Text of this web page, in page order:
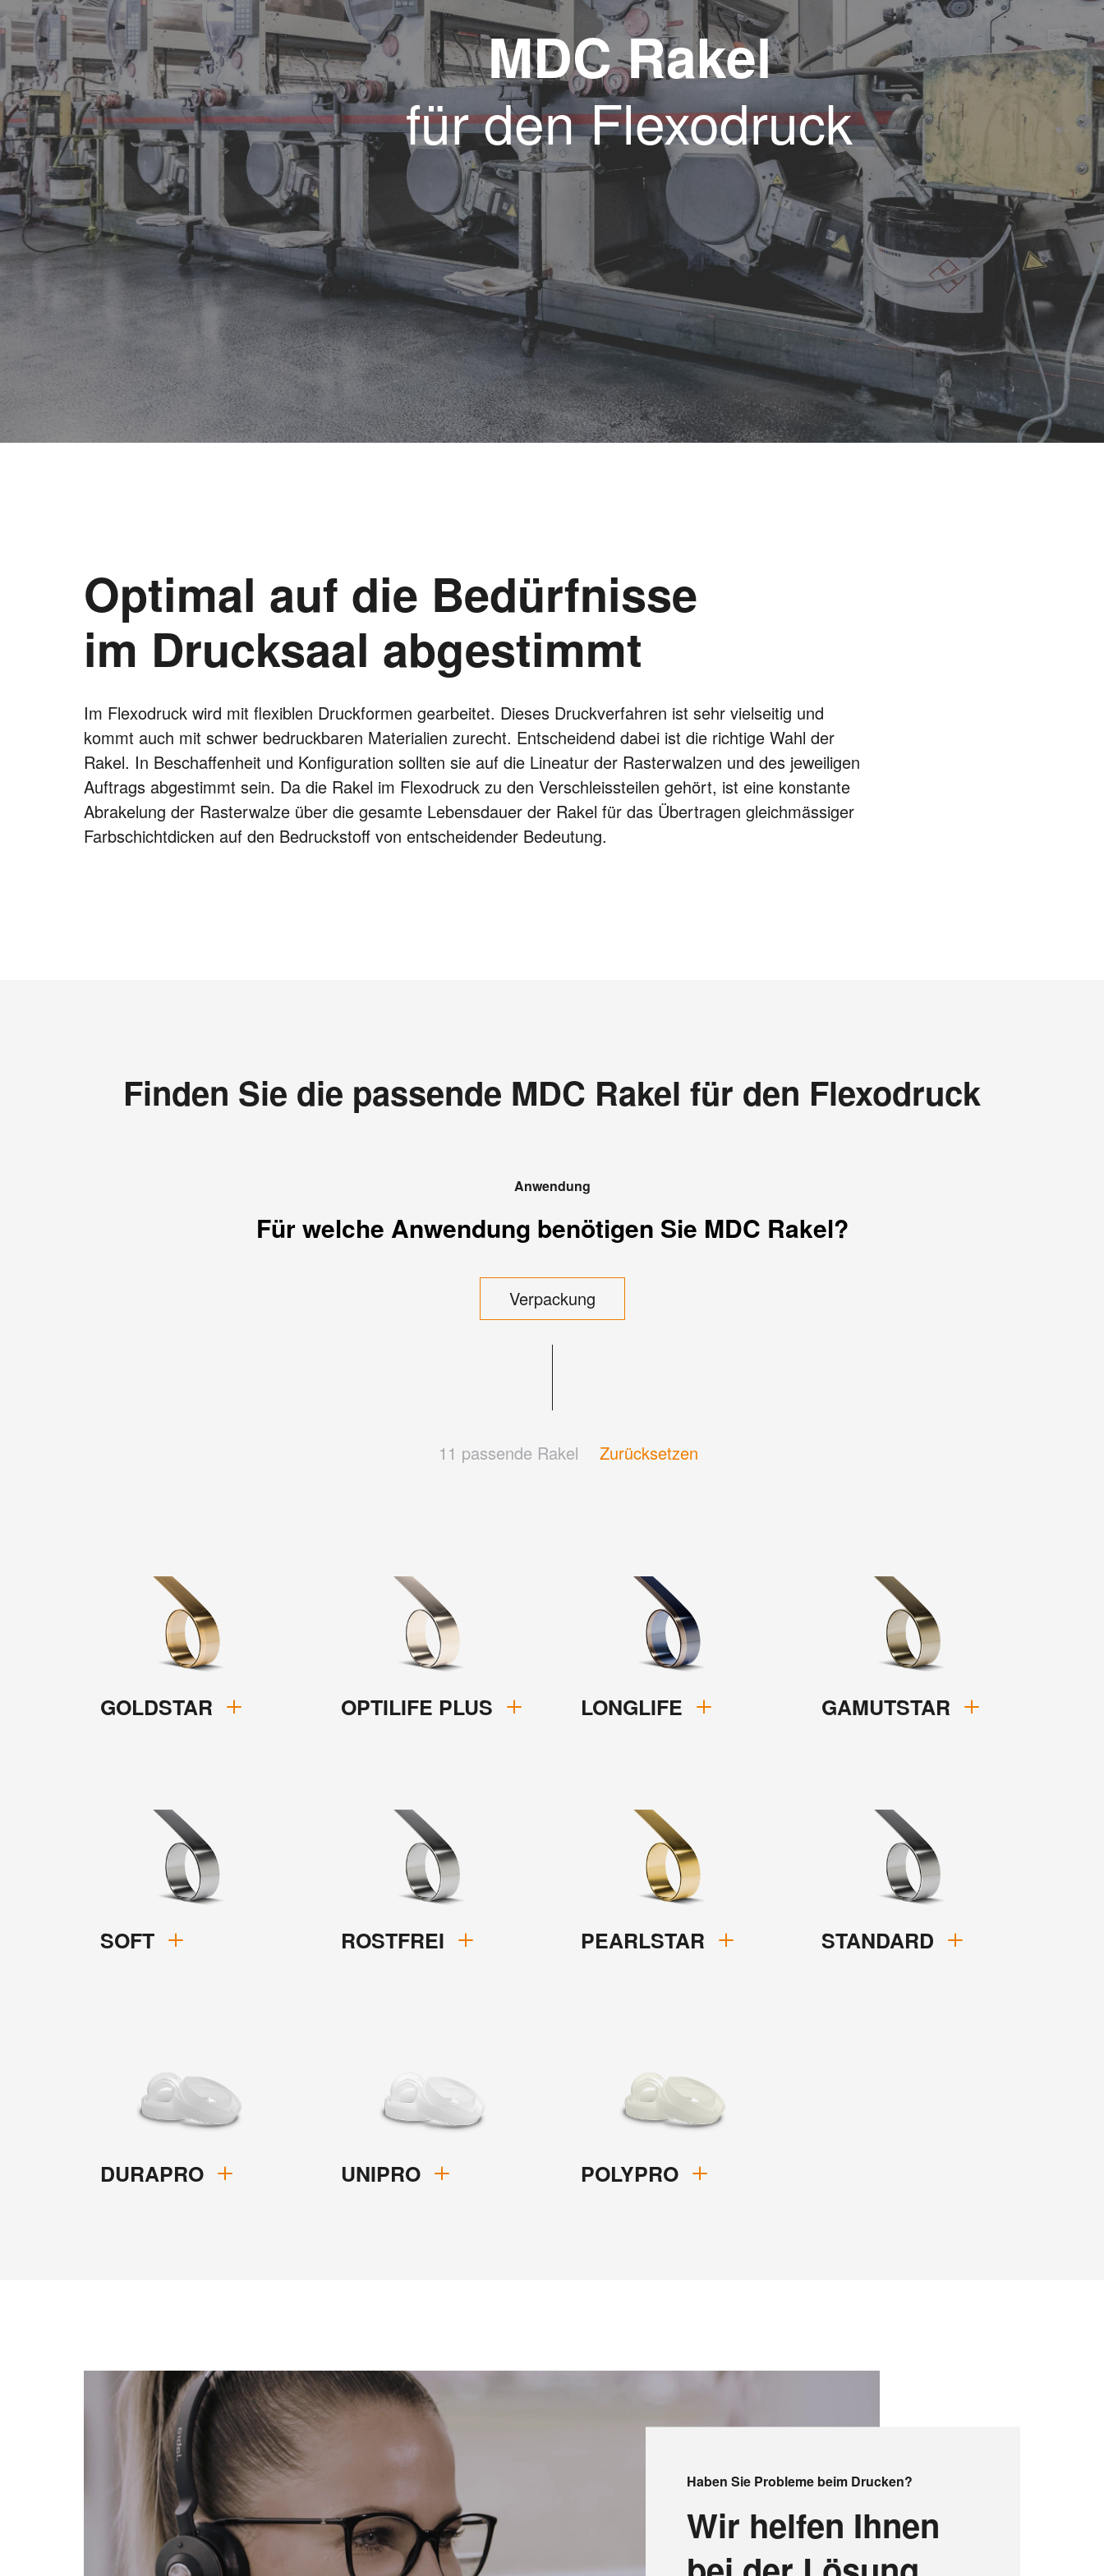
MDC Rakel
für den Flexodruck
Optimal auf die Bedürfnisse
im Drucksaal abgestimmt
Im Flexodruck wird mit flexiblen Druckformen gearbeitet. Dieses Druckverfahren ist sehr vielseitig und
kommt auch mit schwer bedruckbaren Materialien zurecht. Entscheidend dabei ist die richtige Wahl der
Rakel. In Beschaffenheit und Konfiguration sollten sie auf die Lineatur der Rasterwalzen und des jeweiligen
Auftrags abgestimmt sein. Da die Rakel im Flexodruck zu den Verschleissteilen gehört, ist eine konstante
Abrakelung der Rasterwalze über die gesamte Lebensdauer der Rakel für das Übertragen gleichmässiger
Farbschichtdicken auf den Bedruckstoff von entscheidender Bedeutung.
Finden Sie die passende MDC Rakel für den Flexodruck
Anwendung
Für welche Anwendung benötigen Sie MDC Rakel?
Verpackung
11 passende Rakel Zurücksetzen
GOLDSTAR OPTILIFE PLUS LONGLIFE GAMUTSTAR
SOFT ROSTFREI PEARLSTAR STANDARD
DURAPRO UNIPRO POLYPRO
Haben Sie Probleme beim Drucken?
Wir helfen Ihnen